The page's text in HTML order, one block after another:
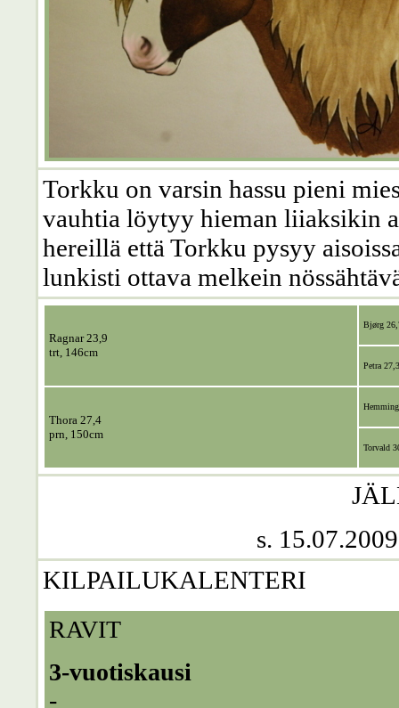
Torkku on varsin hassu pieni
vauhtia löytyy hieman liiaksikin
hereillä että Torkku pysyy
lunkisti ottava melkein
Ragnar 23,9
trt, 146cm
Bjørg
Petra 27,3
Thora 27,4
prn, 150cm
Torvald
s.
KILPAILUKALENTERI
RAVIT
3-vuotiskausi
-